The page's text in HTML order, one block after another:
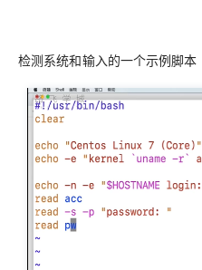
检测系统和输入的一个示例脚本